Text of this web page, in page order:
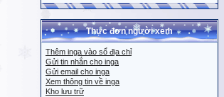
Thực đơn người xem
Thêm inga vào sổ địa chỉ
Gửi tin nhắn cho inga
Gửi email cho inga
Xem thông tin về inga
Kho lưu trữ